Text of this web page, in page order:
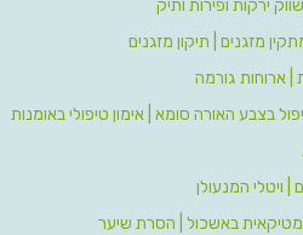
ירקות ופירות ותיק
מזגנים | תיקון מזגנים
ארוחות גורמה
בצבע האורה סומא | אימון טיפולי באומנות
ויטלי המנעולן
באשכול | הסרת שיער